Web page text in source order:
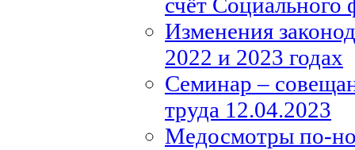
Изменения
2022 и 2023 годах
Семинар –
труда 12.04.2023
Медосмотры по-